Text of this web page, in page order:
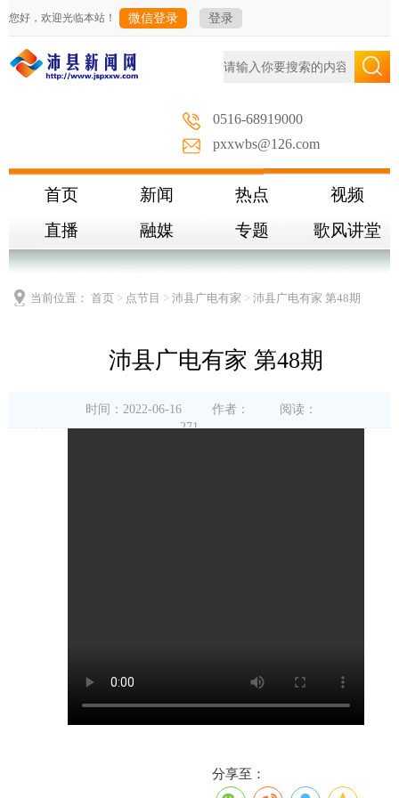
您好，欢迎光临本站！ 微信登录 登录
0516-68919000
pxxwbs@126.com
首页 新闻 热点
视频
直播
融媒 专题 歌风讲堂
当前位置： 首页 > 点节目 > 沛县广电有家 > 沛县广电有家 第48期
沛县广电有家 第48期
时间：2022-06-16 作者：
阅读：
271
分享至：